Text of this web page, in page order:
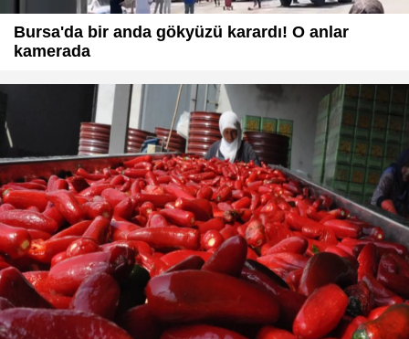
Bursa'da bir anda gökyüzü karardı! O anlar
kamerada